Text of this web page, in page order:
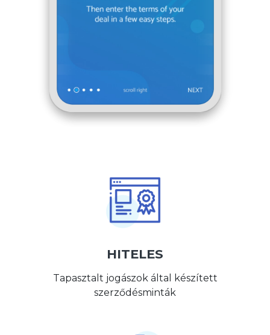
HITELES
Tapasztalt jogászok által készített
szerződésminták